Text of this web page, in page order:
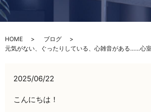
HOME
ブログ
元気がない、ぐったりしている、心雑音がある……心
2025/06/22
こんにちは！